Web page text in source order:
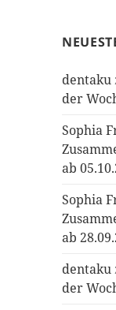
dentaku
der
Sophia
ab
Sophia
ab
dentaku
der